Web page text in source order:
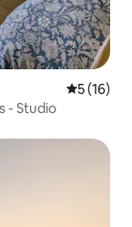
5 (16)
- Studio